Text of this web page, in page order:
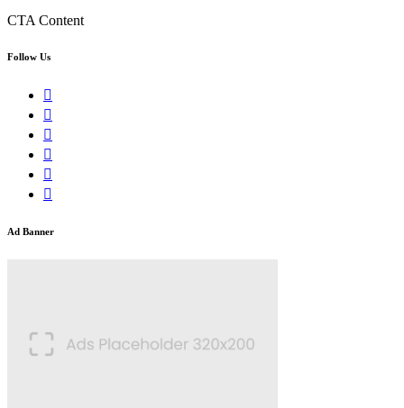
CTA Content
Follow Us
Ad Banner